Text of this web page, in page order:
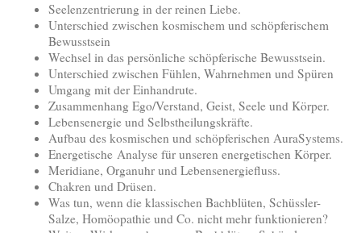
Seelenzentrierung in der reinen Liebe.
Unterschied zwischen kosmischem und schöpferischem
Bewusstsein
Wechsel in das persönliche schöpferische Bewusstsein.
Unterschied zwischen Fühlen, Wahrnehmen und Spüren
Umgang mit der Einhandrute.
Zusammenhang Ego/Verstand, Geist, Seele und Körper.
Lebensenergie und Selbstheilungskräfte.
Aufbau des kosmischen und schöpferischen AuraSystems.
Energetische Analyse für unseren energetischen Körper.
Meridiane, Organuhr und Lebensenergiefluss.
Chakren und Drüsen.
Was tun, wenn die klassischen Bachblüten, Schüssler-
Salze, Homöopathie und Co. nicht mehr funktionieren?